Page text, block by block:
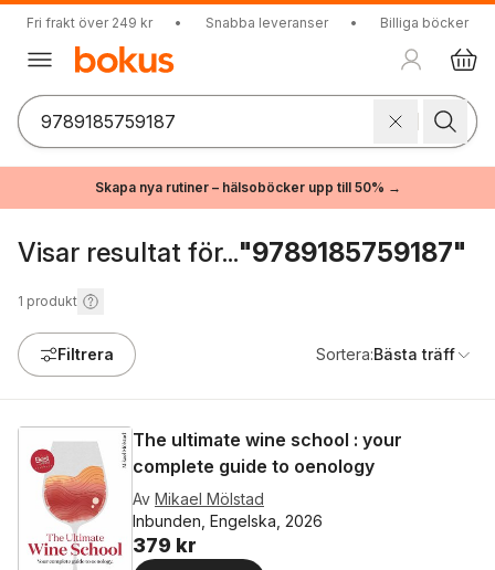
Fri frakt över 249 kr • Snabba leveranser • Billiga böcker
Skapa nya rutiner – hälsoböcker upp till 50% →
Visar resultat för..."9789185759187"
1 produkt
Filtrera Sortera:Bästa träff
The ultimate wine school : your
complete guide to oenology
Av Mikael Mölstad
Inbunden, Engelska, 2026
379 kr